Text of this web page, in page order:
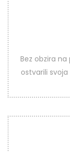
Bez obzira
ostvarili